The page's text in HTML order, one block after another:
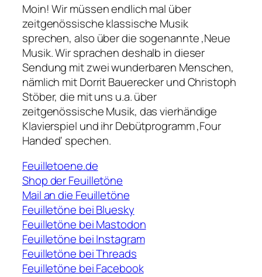
Moin! Wir müssen endlich mal über
zeitgenössische klassische Musik
sprechen, also über die sogenannte ‚Neue
Musik. Wir sprachen deshalb in dieser
Sendung mit zwei wunderbaren Menschen,
nämlich mit Dorrit Bauerecker und Christoph
Stöber, die mit uns u.a. über
zeitgenössische Musik, das vierhändige
Klavierspiel und ihr Debütprogramm ‚Four
Handed‘ spechen.
Feuilletoene.de
Shop der Feuilletöne
Mail an die Feuilletöne
Feuilletöne bei Bluesky
Feuilletöne bei Mastodon
Feuilletöne bei Instagram
Feuilletöne bei Threads
Feuilletöne bei Facebook